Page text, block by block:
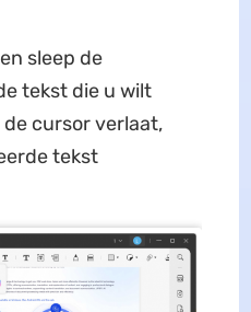
sleep de
tekst die u wilt
cursor verlaat,
tekst